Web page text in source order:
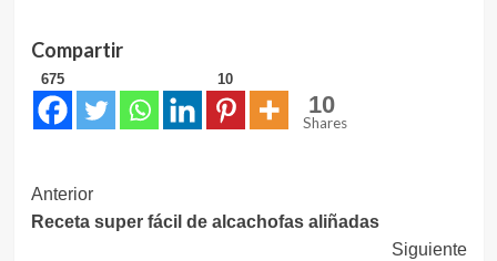
Compartir
675 10
10
Shares
Navegación
de
Anterior
Receta super fácil de alcachofas aliñadas
Siguiente